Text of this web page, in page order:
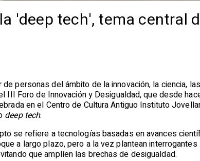
'deep tech', tema central
de personas del ámbito de la innovación, la ciencia,
III Foro de Innovación y Desigualdad, que desde
en el Centro de Cultura Antiguo Instituto
deep tech.
se refiere a tecnologías basadas en avances
a largo plazo, pero a la vez plantean
que amplíen las brechas de desigualdad.